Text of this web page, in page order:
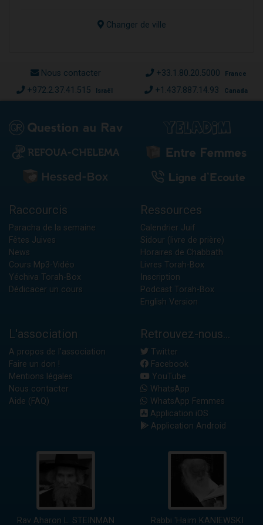
Changer de ville
Nous contacter +33.1.80.20.5000 France
+972.2.37.41.515 Israël +1.437.887.14.93 Canada
Raccourcis
Paracha de la semaine
Fêtes Juives
News
Cours Mp3-Vidéo
Yéchiva Torah-Box
Dédicacer un cours
Ressources
Calendrier Juif
Sidour (livre de prière)
Horaires de Chabbath
Livres Torah-Box
Inscription
Podcast Torah-Box
English Version
L'association
A propos de l'association
Faire un don !
Mentions légales
Nous contacter
Aide (FAQ)
Retrouvez-nous...
Twitter
Facebook
YouTube
WhatsApp
WhatsApp Femmes
Application iOS
Application Android
Rav Aharon L. STEINMAN Rabbi 'Haïm KANIEWSKI